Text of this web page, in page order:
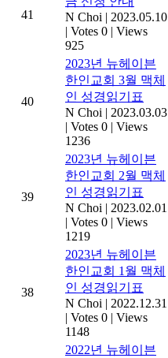
41
N Choi | 2023.05.10
| Votes 0 | Views
925
40
2023년 뉴헤이븐
한인교회 3월 맥체
인 성경읽기표
N Choi | 2023.03.03
| Votes 0 | Views
1236
39
2023년 뉴헤이븐
한인교회 2월 맥체
인 성경읽기표
N Choi | 2023.02.01
| Votes 0 | Views
1219
38
2023년 뉴헤이븐
한인교회 1월 맥체
인 성경읽기표
N Choi | 2022.12.31
| Votes 0 | Views
1148
2022년 뉴헤이븐